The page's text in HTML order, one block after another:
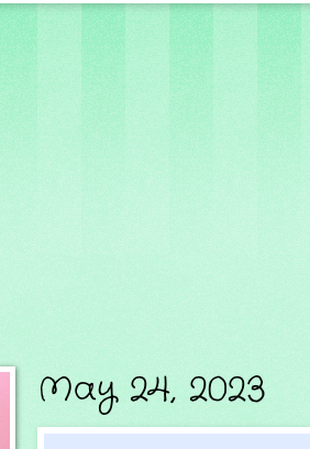
May 24, 2023